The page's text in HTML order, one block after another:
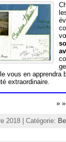
vous en apprendra
extraordinaire.
»
2018 | Catégorie: